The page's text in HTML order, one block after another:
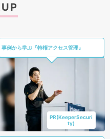
事例から学ぶ『特権アクセス管理』
PR(KeeperSecuri
ty)